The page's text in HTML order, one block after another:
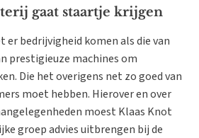
gaat staartje krijgen
er bedrijvigheid komen als die van
prestigieuze machines om
Die het overigens net zo goed van
moet hebben. Hierover en over
moest Klaas Knot
groep advies uitbrengen bij de